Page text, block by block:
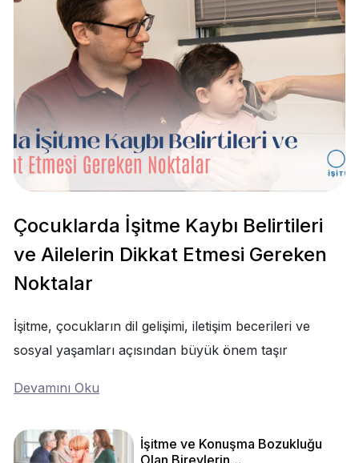
Çocuklarda İşitme Kaybı Belirtileri
ve Ailelerin Dikkat Etmesi Gereken
Noktalar
İşitme, çocukların dil gelişimi, iletişim becerileri ve
sosyal yaşamları açısından büyük önem taşır
Devamını Oku
İşitme ve Konuşma Bozukluğu
Olan Bireylerin